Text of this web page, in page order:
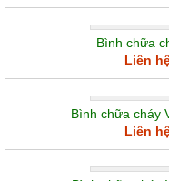
Bình chữa
Liên
Bình chữa cháy
Liên